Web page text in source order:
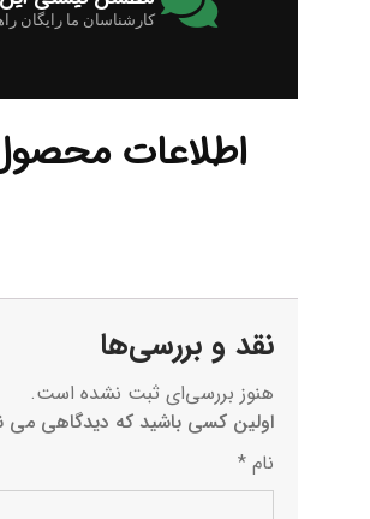
کارشناسان ما رایگان
اطلاعات
نقد و بررسی‌ها
هنوز بررسی‌ای ثبت نشده است.
اولین کسی باشید که دیدگاهی می
نام *